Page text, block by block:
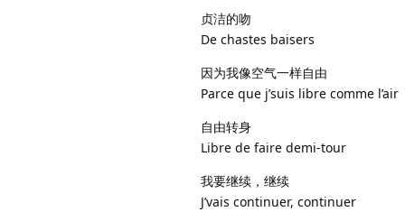
贞洁的吻
De chastes baisers
因为我像空气一样自由
Parce que j’suis libre comme l’air
自由转身
Libre de faire demi-tour
我要继续，继续
J’vais continuer, continuer